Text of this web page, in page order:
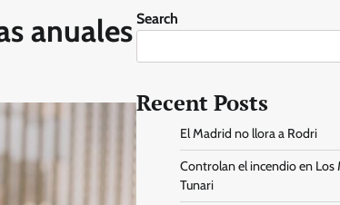
anuales Search
Recent Posts
El Madrid no llora a Rodri
Controlan el incendio en Los
Tunari